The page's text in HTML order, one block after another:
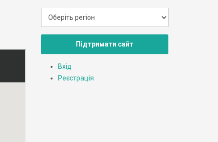
Підтримати сайт
Вхід
Реєстрація